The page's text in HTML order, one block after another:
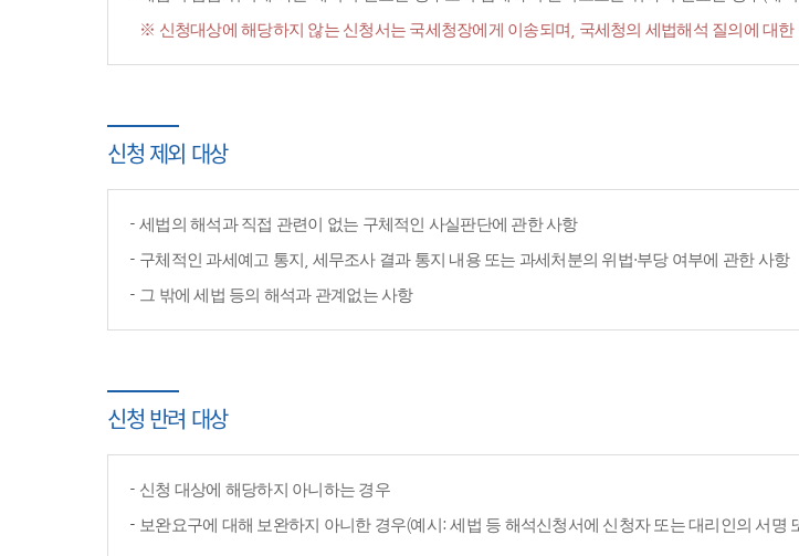
※ 신청대상에 해당하지 않는 신청서는 국세청장에게 이송되며, 국세청의 세법해석 질의에 대
신청 제외 대상
세법의 해석과 직접 관련이 없는 구체적인 사실판단에 관한 사항
구체적인 과세예고 통지, 세무조사 결과 통지 내용 또는 과세처분의 위법·부당 여부에 관한 사항
그 밖에 세법 등의 해석과 관계없는 사항
신청 반려 대상
신청 대상에 해당하지 아니하는 경우
보완요구에 대해 보완하지 아니한 경우(예시: 세법 등 해석신청서에 신청자 또는 대리인의 서